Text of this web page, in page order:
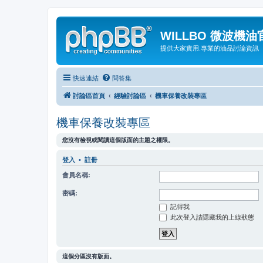
WILLBO 微波機油
提供大家實用.專業的油品討論資訊
快速連結 問答集
討論區首頁 經驗討論區 機車保養改裝專區
機車保養改裝專區
您沒有檢視或閱讀這個版面的主題之權限。
登入 • 註冊
會員名稱:
密碼:
記得我
此次登入請隱藏我的上線狀態
這個分區沒有版面。